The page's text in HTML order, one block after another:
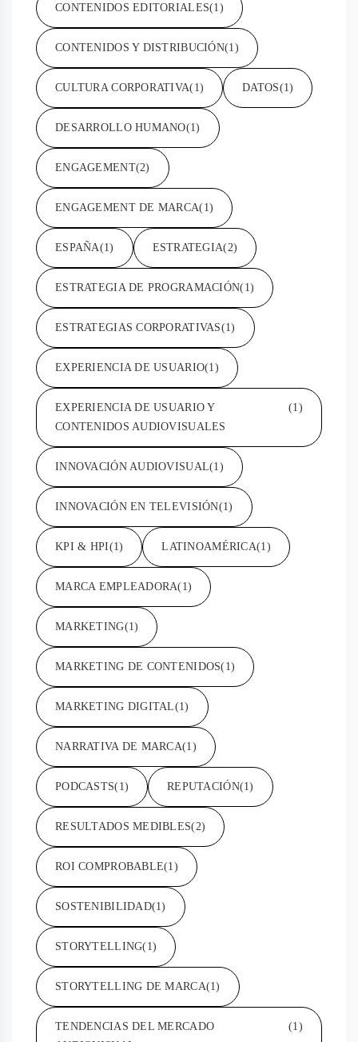
CONTENIDOS EDITORIALES(1)
CONTENIDOS Y DISTRIBUCIÓN(1)
CULTURA CORPORATIVA(1) DATOS(1)
DESARROLLO HUMANO(1)
ENGAGEMENT(2)
ENGAGEMENT DE MARCA(1)
ESPAÑA(1) ESTRATEGIA(2)
ESTRATEGIA DE PROGRAMACIÓN(1)
ESTRATEGIAS CORPORATIVAS(1)
EXPERIENCIA DE USUARIO(1)
EXPERIENCIA DE USUARIO Y
CONTENIDOS AUDIOVISUALES
(1)
INNOVACIÓN AUDIOVISUAL(1)
INNOVACIÓN EN TELEVISIÓN(1)
KPI & HPI(1) LATINOAMÉRICA(1)
MARCA EMPLEADORA(1)
MARKETING(1)
MARKETING DE CONTENIDOS(1)
MARKETING DIGITAL(1)
NARRATIVA DE MARCA(1)
PODCASTS(1) REPUTACIÓN(1)
RESULTADOS MEDIBLES(2)
ROI COMPROBABLE(1)
SOSTENIBILIDAD(1)
STORYTELLING(1)
STORYTELLING DE MARCA(1)
TENDENCIAS DEL MERCADO
(1)